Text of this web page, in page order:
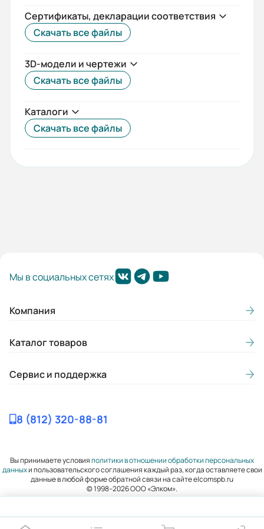
65
Потребляемая мощность насоса
3,2
электродвигателя, кВт:
5,5
насоса N, кВт (при р=1000 кг/м3):
Диаметр всасывающего патрубка
патрубка (мм):
Внутренний диаметр обсадной
трубы в дюймах:
Сертификаты, декларации соответствия
Скачать все файлы
3D-модели и чертежи
Скачать все файлы
Каталоги
Скачать все файлы
Мы в социальных сетях
Компания
Каталог товаров
Сервис и поддержка
8 (812) 320-88-81
Вы принимаете условияполитики в отношении обработки персональных
данныхи пользовательского соглашения каждый раз, когда оставляете свои
данные в любой форме обратной связи на сайте elcomspb.ru
© 1998–2026 ООО «Элком».